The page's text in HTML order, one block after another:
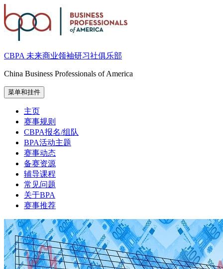
至
内
CBPA 未来商业领袖研习社俱乐部
China Business Professionals of America
菜单和挂件
主页
赛事规则
CBPA报名/组队
BPA活动主题
赛事动态
备赛资源
辅导课程
常见问题
关于BPA
赛事推荐